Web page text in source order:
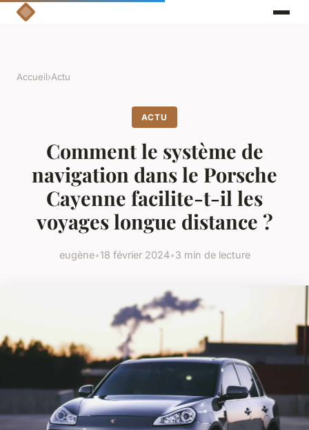
Accueil›Actu
ACTU
Comment le système de
navigation dans le Porsche
Cayenne facilite-t-il les
voyages longue distance ?
eugène•18 février 2024•3 min de lecture